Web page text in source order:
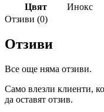
Цвят
Инокс
Отзиви (0)
Отзиви
Все още няма отзиви.
Само влезли клиенти,
да оставят отзив.